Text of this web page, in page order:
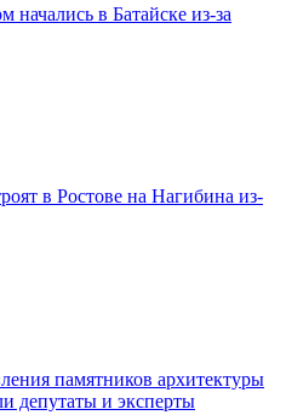
начались в Батайске из-за
в Ростове на Нагибина из-
памятников архитектуры
депутаты и эксперты